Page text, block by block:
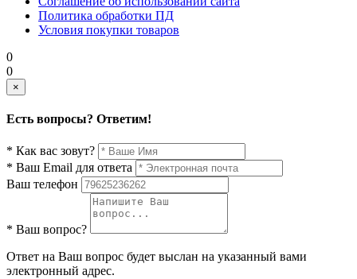
Политика обработки ПД
Условия покупки товаров
0
0
×
Есть вопросы? Ответим!
* Как вас зовут?
* Ваш Email для ответа
Ваш телефон
* Ваш вопрос?
Ответ на Ваш вопрос будет выслан на указанный вами
электронный адрес.